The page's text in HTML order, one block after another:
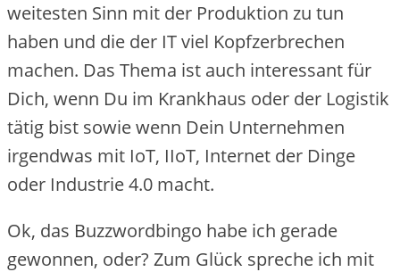
weitesten Sinn mit der Produktion zu tun
haben und die der IT viel Kopfzerbrechen
machen. Das Thema ist auch interessant für
Dich, wenn Du im Krankhaus oder der Logistik
tätig bist sowie wenn Dein Unternehmen
irgendwas mit IoT, IIoT, Internet der Dinge
oder Industrie 4.0 macht.
Ok, das Buzzwordbingo habe ich gerade
gewonnen, oder? Zum Glück spreche ich mit